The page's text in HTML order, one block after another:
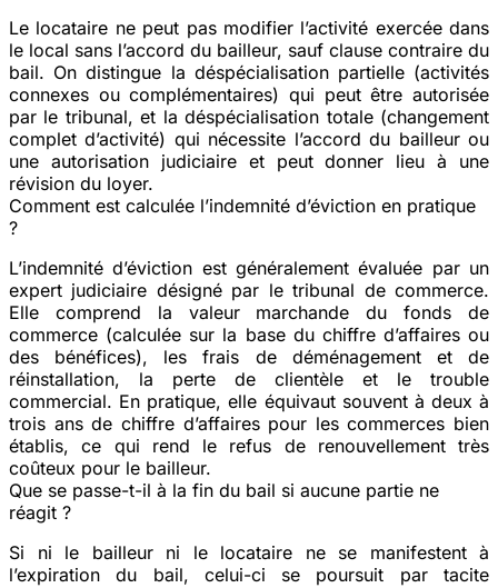
Le locataire ne peut pas modifier l’activité exercée dans
le local sans l’accord du bailleur, sauf clause contraire du
bail. On distingue la déspécialisation partielle(activités
connexes ou complémentaires) qui peut être autorisée
par le tribunal, et ladéspécialisation totale(changement
complet d’activité) qui nécessite l’accord du bailleur ou
une autorisation judiciaire et peut donner lieu à une
révision du loyer.
Comment est calculée l’indemnité d’éviction en pratique
?
L’indemnité d’éviction est généralement évaluée par un
expert judiciaire désigné par le tribunal de commerce.
Elle comprend la valeur marchande du fonds de
commerce (calculée sur la base du chiffre d’affaires ou
des bénéfices), les frais de déménagement et de
réinstallation, la perte de clientèle et le trouble
commercial. En pratique, elle équivaut souvent à deux à
trois ans de chiffre d’affairespour les commerces bien
établis, ce qui rend le refus de renouvellement très
coûteux pour le bailleur.
Que se passe-t-il à la fin du bail si aucune partie ne
réagit ?
Si ni le bailleur ni le locataire ne se manifestent à
l’expiration du bail, celui-ci se poursuit par tacite